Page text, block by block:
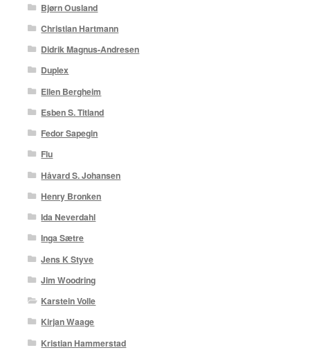
Bjørn Ousland
Christian Hartmann
Didrik Magnus-Andresen
Duplex
Ellen Bergheim
Esben S. Titland
Fedor Sapegin
Flu
Håvard S. Johansen
Henry Bronken
Ida Neverdahl
Inga Sætre
Jens K Styve
Jim Woodring
Karstein Volle
Kirjan Waage
Kristian Hammerstad